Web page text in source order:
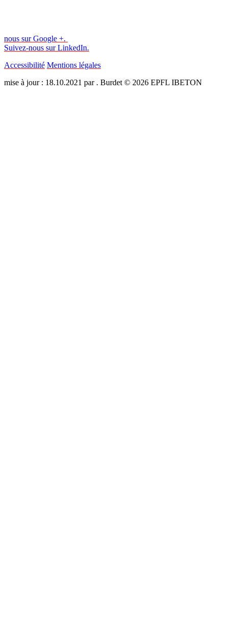
nous sur Google +.
Suivez-nous sur LinkedIn.
Accessibilité Mentions légales
mise à jour : 18.10.2021 par . Burdet © 2026 EPFL IBETON